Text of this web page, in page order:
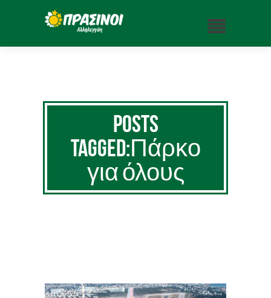
Posts
Tagged:Πάρκο
για όλους